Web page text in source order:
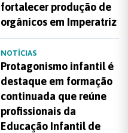
fortalecer produção de
orgânicos em Imperatriz
NOTÍCIAS
Protagonismo infantil é
destaque em formação
continuada que reúne
profissionais da
Educação Infantil de